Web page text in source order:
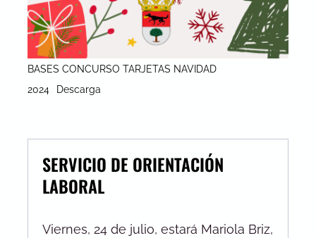
BASES CONCURSO TARJETAS NAVIDAD
2024
Descarga
SERVICIO DE ORIENTACIÓN
LABORAL
Viernes, 24 de julio, estará Mariola Briz,